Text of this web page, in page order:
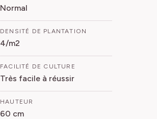
Normal
DENSITÉ DE PLANTATION
4/m2
FACILITÉ DE CULTURE
Très facile à réussir
HAUTEUR
60 cm